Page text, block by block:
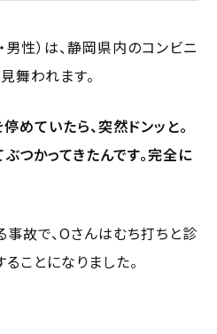
男性）は、静岡県内のコンビニ
舞われます。
めていたら、突然ドンッと。
つかってきたんです。完全に
故で、Oさんはむち打ちと診
ことになりました。